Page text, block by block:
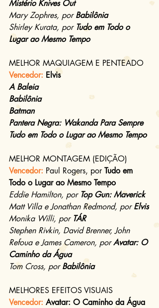
Mistério Knives Out
Mary Zophres, por Babilônia
Shirley Kurata, por Tudo em Todo o
Lugar ao Mesmo Tempo
MELHOR MAQUIAGEM E PENTEADO
Vencedor: Elvis
A Baleia
Babilônia
Batman
Pantera Negra: Wakanda Para Sempre
Tudo em Todo o Lugar ao Mesmo Tempo
MELHOR MONTAGEM (EDIÇÃO)
Vencedor: Paul Rogers, por Tudo em
Todo o Lugar ao Mesmo Tempo
Eddie Hamilton, por Top Gun: Maverick
Matt Villa e Jonathan Redmond, por Elvis
Monika Willi, por TÁR
Stephen Rivkin, David Brenner, John
Refoua e James Cameron, por Avatar: O
Caminho da Água
Tom Cross, por Babilônia
MELHORES EFEITOS VISUAIS
Vencedor: Avatar: O Caminho da Água